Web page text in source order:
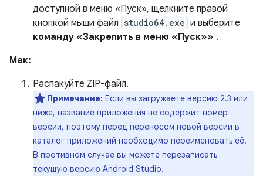
доступной в меню «Пуск», щелкните правой
кнопкой мыши файл studio64.exe и выберите
команду «Закрепить в меню «Пуск»» .
Мак:
Распакуйте ZIP-файл.
Примечание: Если вы загружаете версию 2.3 или
ниже, название приложения не содержит номер
версии, поэтому перед переносом новой версии в
каталог приложений необходимо переименовать её.
В противном случае вы можете перезаписать
текущую версию Android Studio.